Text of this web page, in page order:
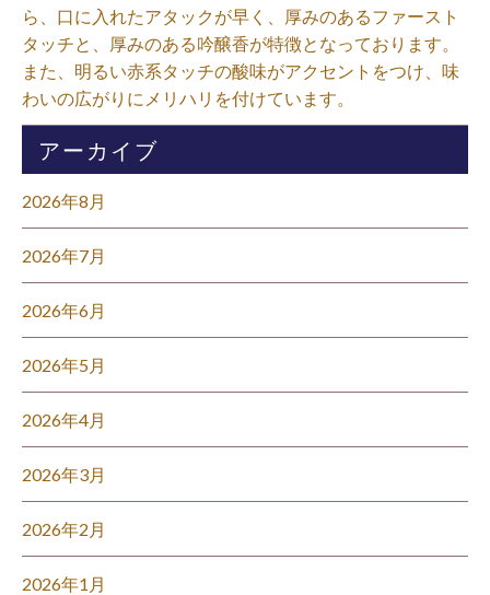
ら、口に入れたアタックが早く、厚みのあるファースト
タッチと、厚みのある吟醸香が特徴となっております。
また、明るい赤系タッチの酸味がアクセントをつけ、味
わいの広がりにメリハリを付けています。⁡
アーカイブ
2026年8月
2026年7月
2026年6月
2026年5月
2026年4月
2026年3月
2026年2月
2026年1月